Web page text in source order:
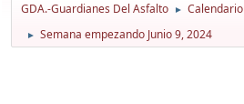
GDA.-Guardianes Del Asfalto ► Calendario
► Semana empezando Junio 9, 2024